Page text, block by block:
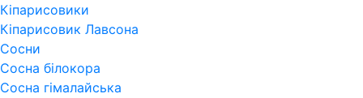
Кіпарисовики
Кіпарисовик Лавсона
Сосни
Сосна білокора
Сосна гімалайська